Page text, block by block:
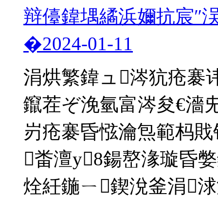
辩儓鍏堣繘浜嬭抗宸″
�2024-01-11
涓烘繁鍏ュ涔犺疮褰
鑹茬ぞ浼氫富涔夋€濇
岃疮褰昏惤瀹炰範杩
畨澶у8鍚嶅湪璇昏
烇紝鍦ㄧ鍥涗釜涓